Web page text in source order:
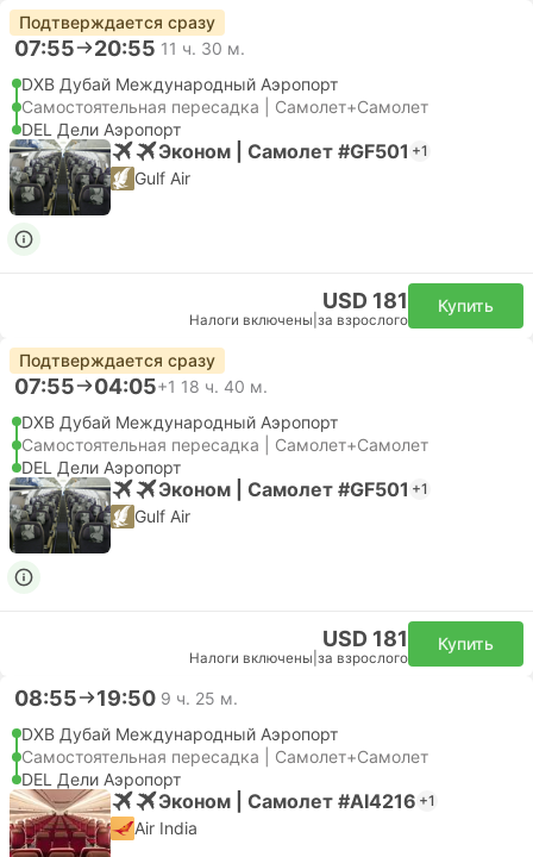
Подтверждается сразу
07:55 20:55 11 ч. 30 м.
DXB Дубай Международный Аэропорт
Самостоятельная пересадка | Самолет+Самолет
DEL Дели Аэропорт
Эконом | Самолет #GF501 +1
Gulf Air
USD 181
Налоги включены за взрослого
Купить
Подтверждается сразу
07:55 04:05+1 18 ч. 40 м.
DXB Дубай Международный Аэропорт
Самостоятельная пересадка | Самолет+Самолет
DEL Дели Аэропорт
Эконом | Самолет #GF501 +1
Gulf Air
USD 181
Налоги включены за взрослого
Купить
08:55 19:50 9 ч. 25 м.
DXB Дубай Международный Аэропорт
Самостоятельная пересадка | Самолет+Самолет
DEL Дели Аэропорт
Эконом | Самолет #AI4216 +1
Air India